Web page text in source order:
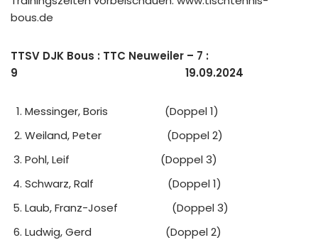
bous.de
TTSV DJK Bous : TTC Neuweiler – 7 :
9 19.09.2024
Messinger, Boris (Doppel 1)
Weiland, Peter (Doppel 2)
Pohl, Leif (Doppel 3)
Schwarz, Ralf (Doppel 1)
Laub, Franz-Josef (Doppel 3)
Ludwig, Gerd (Doppel 2)